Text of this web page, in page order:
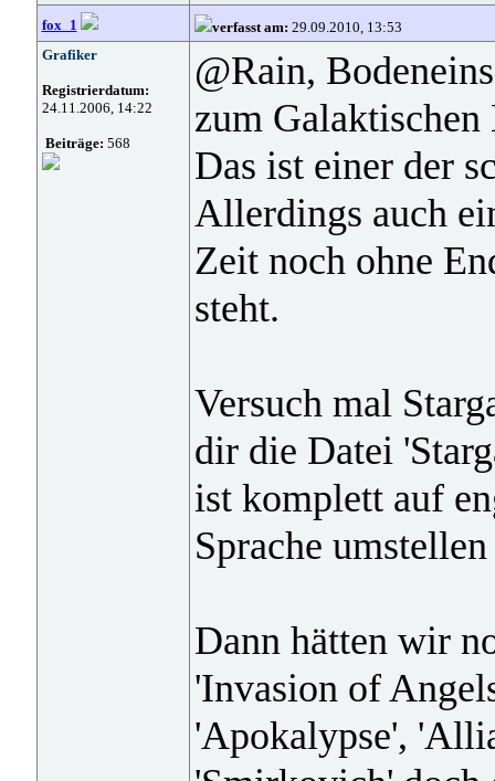
fox_1 verfasst am: 29.09.2010, 13:53
Grafiker
Registrierdatum:
24.11.2006, 14:22
Beiträge: 568
@Rain,
zum
Das ist einer der
Allerdings auch
Zeit noch ohne
steht.
Versuch mal
dir die Datei
ist komplett auf
Sprache
Dann hätten wir
'Invasion of
'Apokalypse',